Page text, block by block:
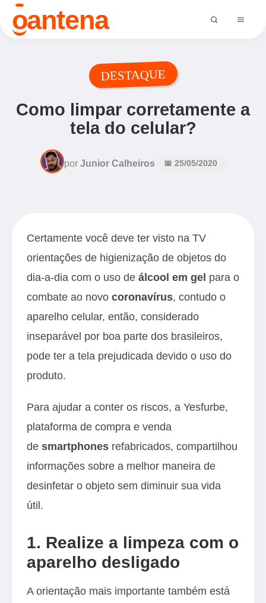
oantena
DESTAQUE
Como limpar corretamente a
tela do celular?
por Junior Calheiros 📅 25/05/2020
Certamente você deve ter visto na TV
orientações de higienização de objetos do
dia-a-dia com o uso de álcool em gel para o
combate ao novo coronavírus, contudo o
aparelho celular, então, considerado
inseparável por boa parte dos brasileiros,
pode ter a tela prejudicada devido o uso do
produto.
Para ajudar a conter os riscos, a Yesfurbe,
plataforma de compra e venda
de smartphones refabricados, compartilhou
informações sobre a melhor maneira de
desinfetar o objeto sem diminuir sua vida
útil.
1. Realize a limpeza com o
aparelho desligado
A orientação mais importante também está